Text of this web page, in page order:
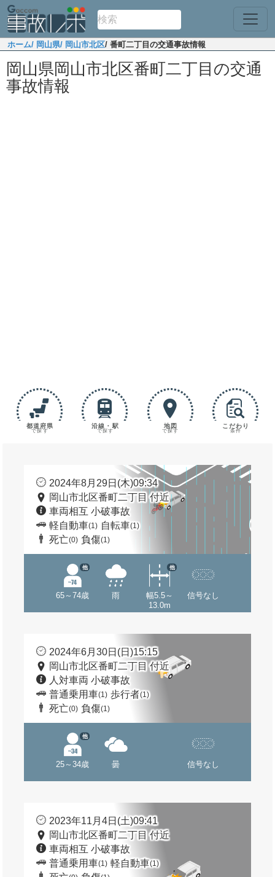
ホーム/ 岡山県/ 岡山市北区/ 番町二丁目の交通事故情報
岡山県岡山市北区番町二丁目の交通
事故情報
都道府県
で探す
沿線・駅
で探す
地図
で探す
こだわり
条件
2024年8月29日(木)09:34
岡山市北区番町二丁目 付近
車両相互 小破事故
軽自動車(1) 自転車(1)
死亡(0) 負傷(1)
65～74歳
他
雨
幅5.5～
13.0m
他
信号なし
2024年6月30日(日)15:15
岡山市北区番町二丁目 付近
人対車両 小破事故
普通乗用車(1) 歩行者(1)
死亡(0) 負傷(1)
25～34歳
他
曇 信号なし
2023年11月4日(土)09:41
岡山市北区番町二丁目 付近
車両相互 小破事故
普通乗用車(1) 軽自動車(1)